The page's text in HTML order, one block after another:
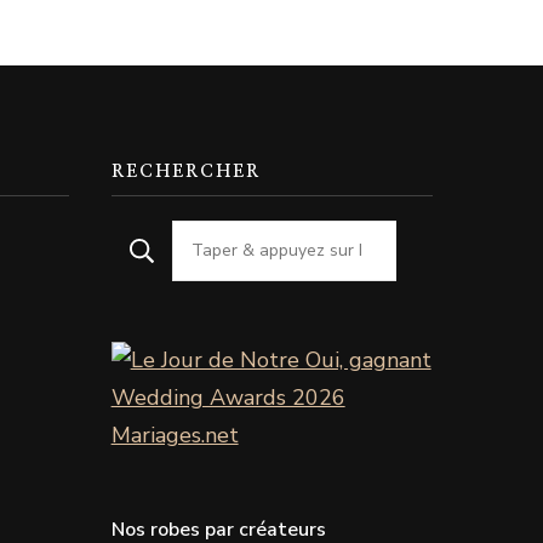
RECHERCHER
Nos robes par créateurs